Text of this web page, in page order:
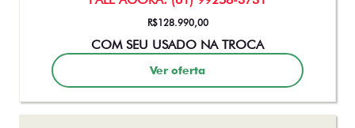
FALE AGORA: (61) 99258-3731
FINANCIAMENTO
De: R$ 197.490,00
R$ 175.500,00